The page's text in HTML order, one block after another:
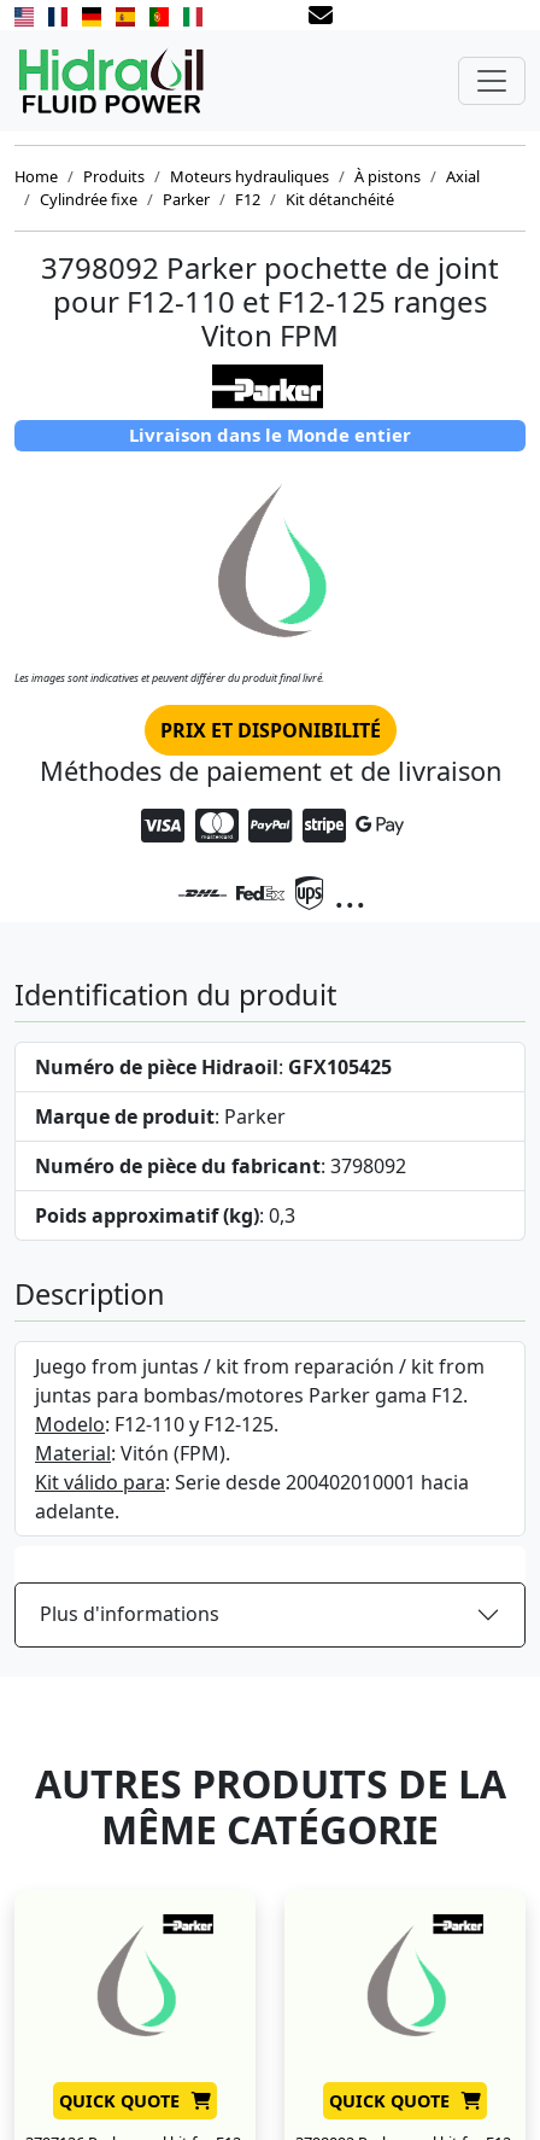
Home Produits Moteurs hydrauliques À pistons
Axial
Cylindrée fixe
Parker F12 Kit détanchéité
3798092 Parker pochette de joint
pour F12-110 et F12-125 ranges
Viton FPM
Livraison dans le Monde entier
Les images sont indicatives et peuvent différer du produit final livré.
PRIX ET DISPONIBILITÉ
Méthodes de paiement et de livraison
...
Identification du produit
Numéro de pièce Hidraoil: GFX105425
Marque de produit: Parker
Numéro de pièce du fabricant: 3798092
Poids approximatif (kg): 0,3
Description
Juego from juntas / kit from reparación / kit from
juntas para bombas/motores Parker gama F12.
Modelo: F12-110 y F12-125.
Material: Vitón (FPM).
Kit válido para: Serie desde 200402010001 hacia
adelante.
Plus d'informations
AUTRES PRODUITS DE LA
MÊME CATÉGORIE
QUICK QUOTE QUICK QUOTE